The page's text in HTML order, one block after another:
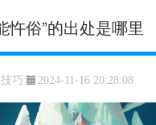
忤俗”的出处是哪里
巧 2024-11-16 20:28:08